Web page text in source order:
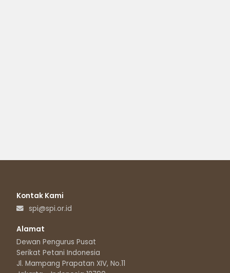
Kontak Kami
spi@spi.or.id
Alamat
Dewan Pengurus Pusat
Serikat Petani Indonesia
Jl. Mampang Prapatan XIV, No.11